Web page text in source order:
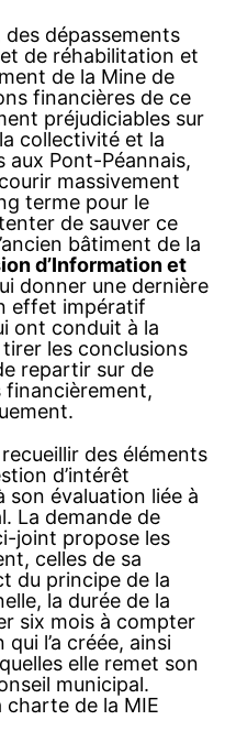
des dépassements
de réhabilitation et
de la Mine de
financières de ce
préjudiciables sur
collectivité et la
aux Pont-Péannais,
massivement
terme pour le
de sauver ce
bâtiment de la
d’Information et
donner une dernière
effet impératif
ont conduit à la
tirer les conclusions
repartir sur de
financièrement,
des éléments
d’intérêt
son évaluation liée à
La demande de
joint propose les
celles de sa
du principe de la
la durée de la
six mois à compter
l’a créée, ainsi
elle remet son
municipal.
charte de la MIE